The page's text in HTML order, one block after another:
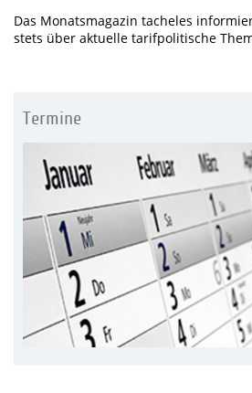
Das Monatsmagazin tacheles
stets über aktuelle tarifpolitische
Termine